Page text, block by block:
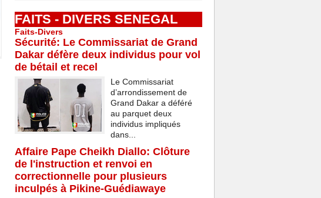
FAITS - DIVERS SENEGAL
Faits-Divers
Sécurité: Le Commissariat de Grand
Dakar défère deux individus pour vol
de bétail et recel
Le Commissariat
d’arrondissement de
Grand Dakar a déféré
au parquet deux
individus impliqués
dans...
Affaire Pape Cheikh Diallo: Clôture
de l'instruction et renvoi en
correctionnelle pour plusieurs
inculpés à Pikine-Guédiawaye